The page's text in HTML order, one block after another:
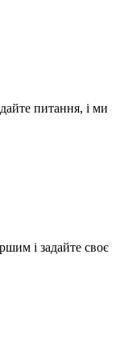
питання, і ми
і задайте своє